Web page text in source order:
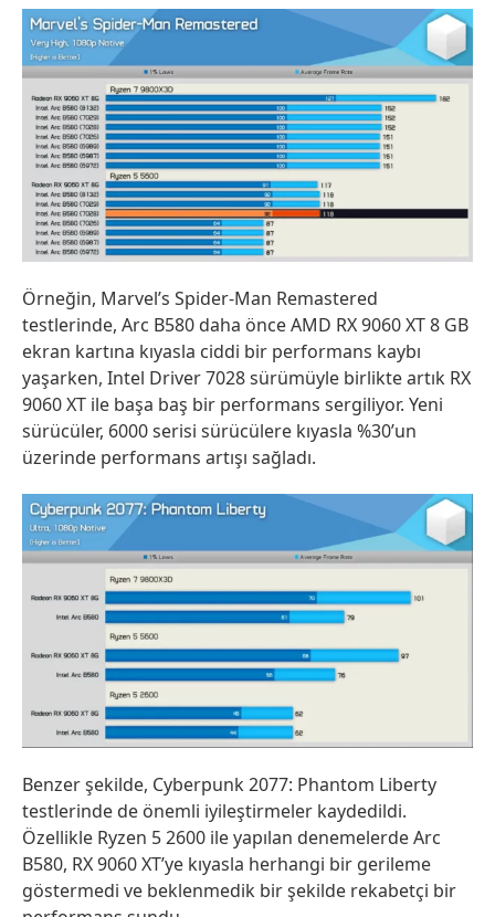
Örneğin, Marvel’s Spider-Man Remastered
testlerinde, Arc B580 daha önce AMD RX 9060 XT 8 GB
ekran kartına kıyasla ciddi bir performans kaybı
yaşarken, Intel Driver 7028 sürümüyle birlikte artık RX
9060 XT ile başa baş bir performans sergiliyor. Yeni
sürücüler, 6000 serisi sürücülere kıyasla %30’un
üzerinde performans artışı sağladı.
Benzer şekilde, Cyberpunk 2077: Phantom Liberty
testlerinde de önemli iyileştirmeler kaydedildi.
Özellikle Ryzen 5 2600 ile yapılan denemelerde Arc
B580, RX 9060 XT’ye kıyasla herhangi bir gerileme
göstermedi ve beklenmedik bir şekilde rekabetçi bir